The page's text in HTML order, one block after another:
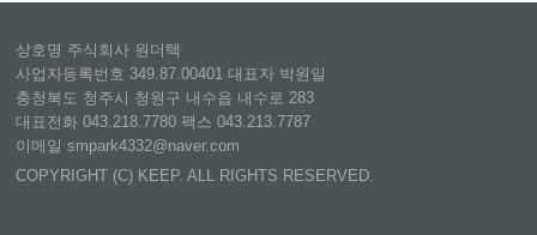
상호명 주식회사 원더텍
사업자등록번호 349.87.00401 대표자 박원일
충청북도 청주시 청원구 내수읍 내수로 283
대표전화 043.218.7780 팩스 043.213.7787
이메일 smpark4332@naver.com
COPYRIGHT (C) KEEP. ALL RIGHTS RESERVED.